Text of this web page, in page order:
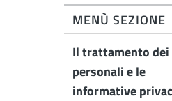
MENÙ SEZIONE
Il trattamento
personali e le
informative